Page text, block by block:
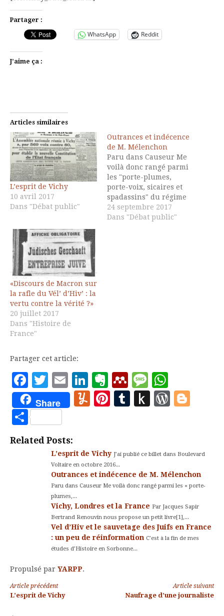
Partager :
WhatsApp Reddit
J’aime ça :
Articles similaires
L’esprit de Vichy
10 avril 2017
Dans "Débat public"
Outrances et indécence
de M. Mélenchon
Paru dans Causeur Me
voilà donc rangé parmi
les "porte-plumes,
porte-voix, sicaires et
spadassins" du régime
pour avoir contesté la
formule de Mélenchon
24 septembre 2017
Dans "Débat public"
«Discours de Macron sur
la rafle du Vél’ d’Hiv’ : la
vertu contre la vérité ?»
20 juillet 2017
Dans "Histoire de
France"
Partager cet article:
Facebook
Twitter
EmailLinkedIn
Evernote
Mendeley
Message
Share Yummly
Pinterest
Tumblr
Push
Partager
Related Posts:
L’esprit de Vichy J’ai publié ce billet dans Boulevard
Voltaire en octobre 2016...
Outrances et indécence de M. Mélenchon
Paru dans Causeur Me voilà donc rangé parmi les « porte-
plumes,...
Vichy, Londres et la France Par Jacques Sapir
Bertrand Renouvin nous propose un petit livre[1],...
Vel d’Hiv et le sauvetage des Juifs en France
: un peu de réinformation C’est à la fin de mes
études d’Histoire en Sorbonne...
Propulsé par YARPP.
Lire
Article précédent
L’esprit de Vichy
Article suivant
Naufrage d’une journaliste